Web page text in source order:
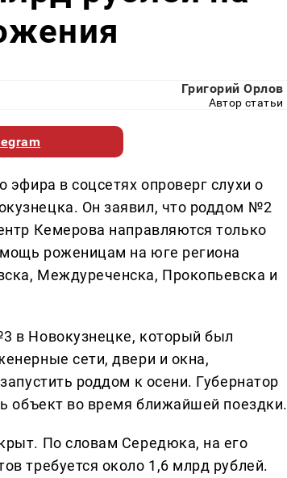
Григорий Орлов
Автор статьи
в соцсетях опроверг слухи о
Он заявил, что роддом №2
Кемерова направляются только
роженицам на юге региона
Междуреченска, Прокопьевска и
в Новокузнецке, который был
сети, двери и окна,
роддом к осени. Губернатор
объект во время ближайшей поездки.
По словам Середюка, на его
требуется около 1,6 млрд рублей.